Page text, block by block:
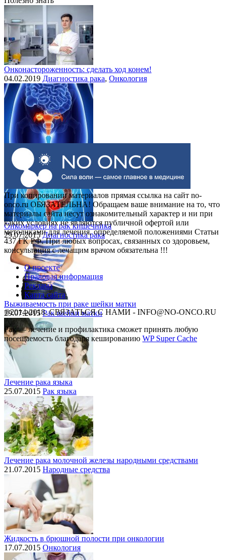
Онконастороженность: сделать ход конем!
04.02.2019 Диагностика рака, Онкология
Выделения при раке шейки матки
30.07.2015 Рак шейки матки
Онкомаркер на рак кишечника
29.07.2015 Диагностика рака
Выживаемость при раке шейки матки
29.07.2015 Рак шейки матки
Лечение рака языка
25.07.2015 Рак языка
Лечение рака молочной железы народными средствами
21.07.2015 Народные средства
Жидкость в брюшной полости при онкологии
17.07.2015 Онкология
При копировании материалов прямая ссылка на сайт no-
onco.ru ОБЯЗАТЕЛЬНА! Обращаем ваше внимание на то, что
материалы сайта несут ознакомительный характер и ни при
каких условиях не являются публичной офертой или
методиками для лечения, определяемой положениями Статьи
437 ГК РФ. При любых вопросах, связанных со здоровьем,
консультация с лечащим врачом обязательна !!!
О проекте
Правовая информация
Реклама
Карта сайта
©2014-2018, СВЯЗАТЬСЯ С НАМИ - INFO@NO-ONCO.RU
Рак — лечение и профилактика cможет принять любую
посещаемость благодаря кешированию WP Super Cache